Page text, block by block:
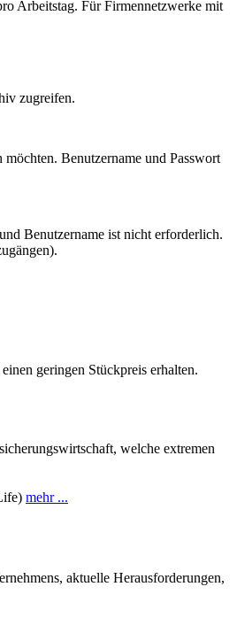
Arbeitstag. Für Firmennetzwerke mit
zugreifen.
Benutzername und Passwort
Benutzername ist nicht erforderlich.
geringen Stückpreis erhalten.
welche extremen
mehr ...
aktuelle Herausforderungen,